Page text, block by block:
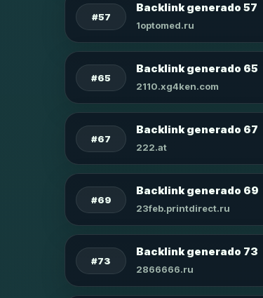
#57
Backlink generado 57
1optomed.ru
#65
Backlink generado 65
2110.xg4ken.com
#67
Backlink generado 67
222.at
#69
Backlink generado 69
23feb.printdirect.ru
#73
Backlink generado 73
2866666.ru